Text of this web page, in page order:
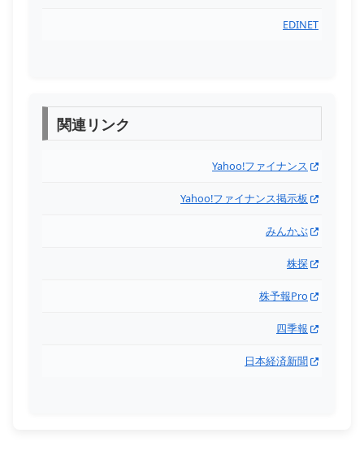
EDINET
関連リンク
Yahoo!ファイナンス
Yahoo!ファイナンス掲示板
みんかぶ
株探
株予報Pro
四季報
日本経済新聞